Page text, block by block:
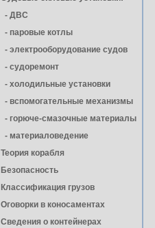
- ДВС
- паровые котлы
- электрооборудование судов
- cудоремонт
- холодильные установки
- вспомогательные механизмы
- горюче-смазочные материалы
- материаловедение
Теория корабля
Безопасность
Классификация грузов
Оговорки в коносаментах
Сведения о контейнерах